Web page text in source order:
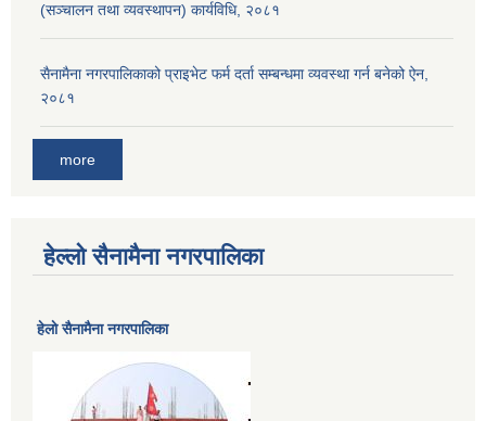
(सञ्चालन तथा व्यवस्थापन) कार्यविधि, २०८१
सैनामैना नगरपालिकाको प्राइभेट फर्म दर्ता सम्बन्धमा व्यवस्था गर्न बनेको ऐन,
२०८१
more
हेल्लो सैनामैना नगरपालिका
हेलाे सैनामैना नगरपालिका